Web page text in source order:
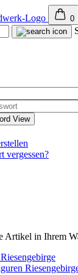
0
View
vergessen?
Artikel in Ihrem